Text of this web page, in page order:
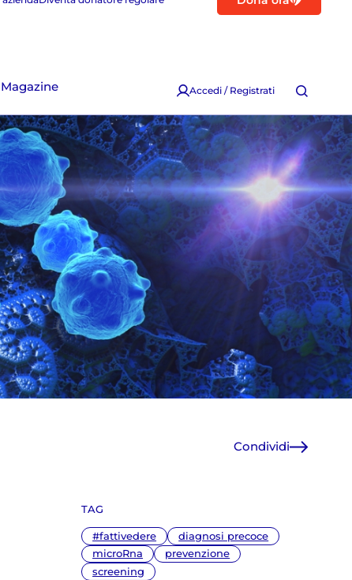
Magazine Accedi / Registrati
Condividi
E-Mail
Copia link
TAG
#fattivedere
diagnosi precoce
microRna
prevenzione
screening